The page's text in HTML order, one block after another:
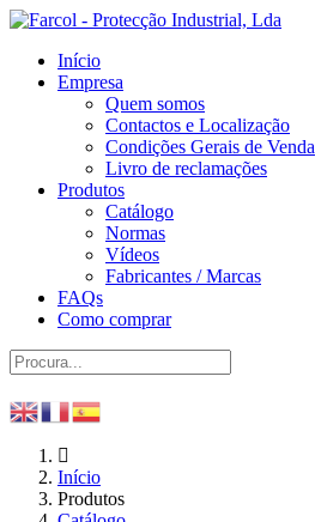
Início
Empresa
Quem somos
Contactos e Localização
Condições Gerais de Venda
Livro de reclamações
Produtos
Catálogo
Normas
Vídeos
Fabricantes / Marcas
FAQs
Como comprar
Início
Produtos